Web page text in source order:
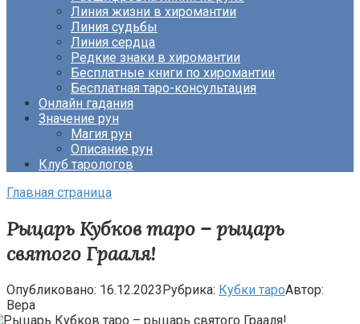
Линия жизни в хиромантии
Линия судьбы
Линия сердца
Редкие знаки в хиромантии
Бесплатные книги по хиромантии
Бесплатная таро-консультация
Онлайн гадания
Значение рун
Магия рун
Описание рун
Клуб тарологов
Главная страница
Рыцарь Кубков таро – рыцарь
святого Грааля!
Опубликовано: 16.12.2023Рубрика: Кубки тароАвтор:
Вера